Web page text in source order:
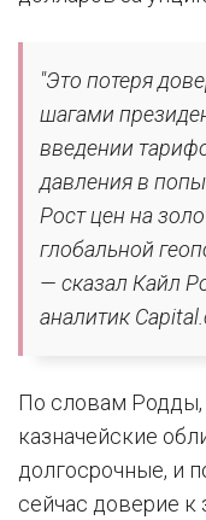
"Это потеря
шагами
введении
давления в
Рост цен на
глобальной
— сказал Кайл
аналитик
По словам Родды,
казначейские
долгосрочные, и
сейчас доверие